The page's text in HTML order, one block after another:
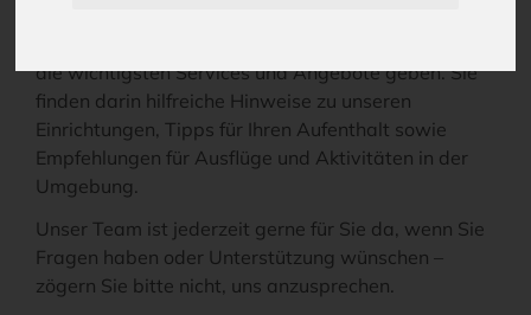
die wichtigsten Services und Angebote geben. Sie
finden darin hilfreiche Hinweise zu unseren
Einrichtungen, Tipps für Ihren Aufenthalt sowie
Empfehlungen für Ausflüge und Aktivitäten in der
Umgebung.
Unser Team ist jederzeit gerne für Sie da, wenn Sie
Fragen haben oder Unterstützung wünschen –
zögern Sie bitte nicht, uns anzusprechen.